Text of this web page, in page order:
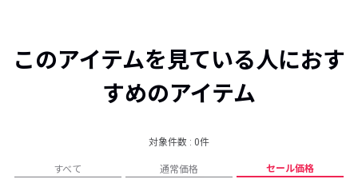
このアイテムを見ている人におす
すめのアイテム
対象件数 : 0件
すべて 通常価格 セール価格